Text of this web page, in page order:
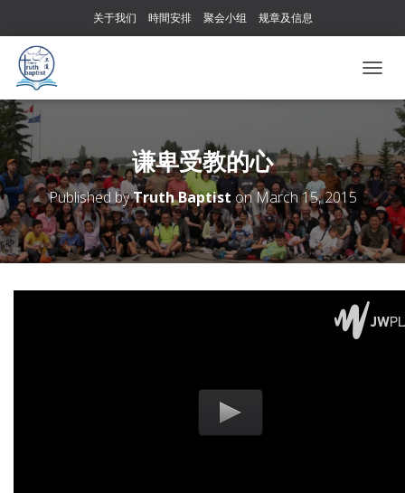
关于我们 時間安排 聚会小组 规章及信息
O
E
N
A
V
I
G
T
O
谦卑受教的心
Published byTruth BaptistonMarch 15, 2015